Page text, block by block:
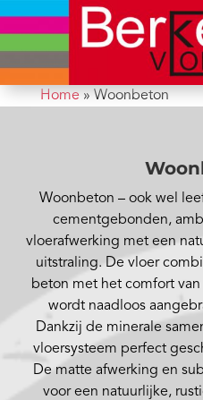
Home» Woonbeton
Woonbeton – ook wel
cementgebonden,
vloerafwerking met een
uitstraling. De vloer
beton met het comfort
wordt naadloos
Dankzij de minerale
vloersysteem perfect
De matte afwerking en
voor een natuurlijke,